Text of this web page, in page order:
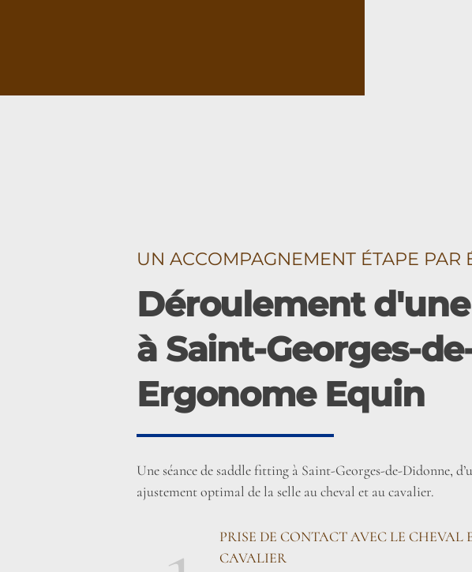
UN ACCOMPAGNEMENT ÉTAPE PAR
Déroulement
à Saint-Georges-
Ergonome Equin
Une séance de saddle fitting à Saint-Georges-de-Didonne,
ajustement optimal de la selle au cheval et au cavalier.
PRISE DE CONTACT AVEC LE CHEVAL
CAVALIER